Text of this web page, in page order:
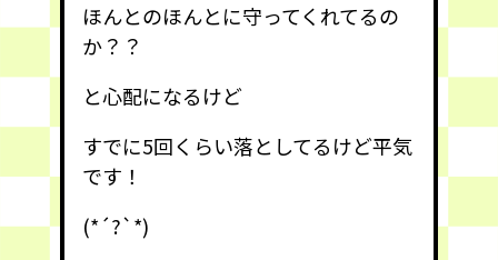
ほんとのほんとに守ってくれてるの
か？？
と心配になるけど
すでに5回くらい落としてるけど平気
です！
(*´?`*)